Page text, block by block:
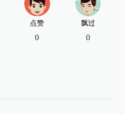
点赞
0
飘过
0